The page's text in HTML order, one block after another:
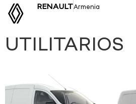
RENAULTArmenia
UTILITARIOS